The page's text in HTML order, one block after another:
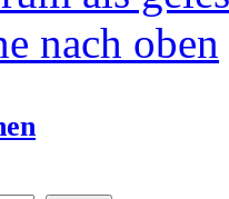
nach oben